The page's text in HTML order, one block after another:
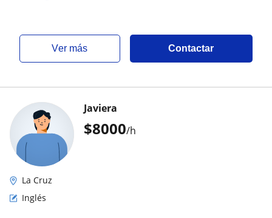
ver más Contactar
$8000/h
Javiera
La Cruz
Inglés